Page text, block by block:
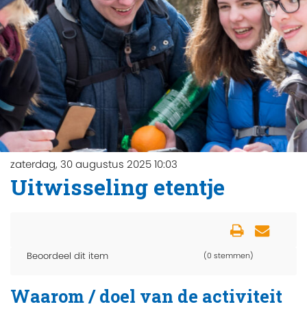
zaterdag, 30 augustus 2025 10:03
Uitwisseling etentje
Beoordeel dit item (0 stemmen)
Waarom / doel van de activiteit